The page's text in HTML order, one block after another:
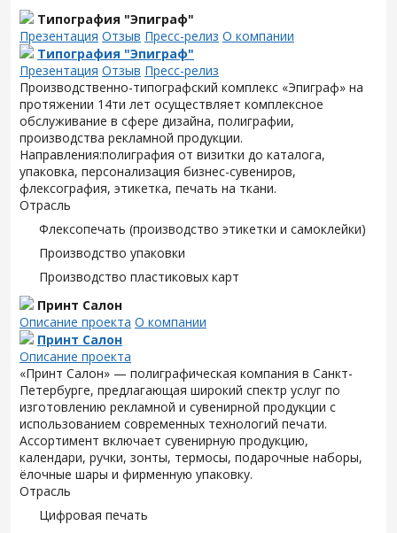
Типография "Эпиграф"
Презентация Отзыв Пресс-релиз О компании
Типография "Эпиграф"
Презентация Отзыв Пресс-релиз
Производственно-типографский комплекс «Эпиграф» на
протяжении 14ти лет осуществляет комплексное
обслуживание в сфере дизайна, полиграфии,
производства рекламной продукции.
Направления:полиграфия от визитки до каталога,
упаковка, персонализация бизнес-сувениров,
флексография, этикетка, печать на ткани.
Отрасль
Флексопечать (производство этикетки и самоклейки)
Производство упаковки
Производство пластиковых карт
Принт Салон
Описание проекта О компании
Принт Салон
Описание проекта
«Принт Салон» — полиграфическая компания в Санкт-
Петербурге, предлагающая широкий спектр услуг по
изготовлению рекламной и сувенирной продукции с
использованием современных технологий печати.
Ассортимент включает сувенирную продукцию,
календари, ручки, зонты, термосы, подарочные наборы,
ёлочные шары и фирменную упаковку.
Отрасль
Цифровая печать